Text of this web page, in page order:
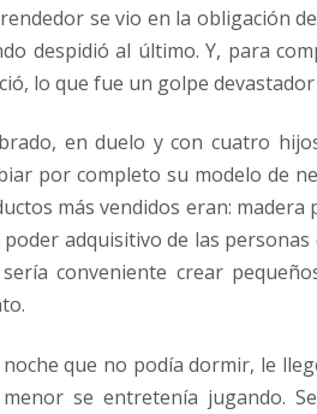
se vio en la obligación
despidió al último. Y, para
lo que fue un golpe
en duelo y con cuatro
por completo su modelo de
más vendidos eran: madera
poder adquisitivo de las
conveniente crear
que no podía dormir, le
se entretenía jugando.